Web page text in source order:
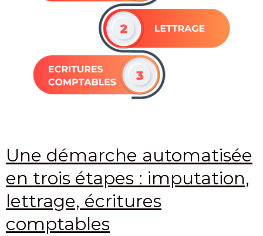
Une démarche automatisée
en trois étapes : imputation,
lettrage, écritures
comptables